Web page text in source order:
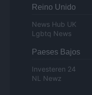
Reino Unido
News Hub UK
Lgbtq News
Paeses Bajos
Investeren 24
NL Newz